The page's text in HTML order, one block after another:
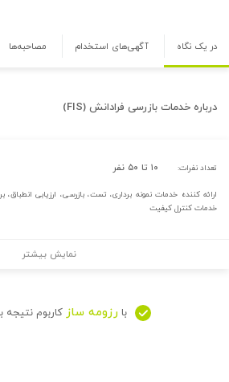
در یک نگاه آگهی‌های استخدام مصاحبه‌ها
درباره خدمات بازرسی فرادانش (FIS)
تعداد نفرات: ۱۰ تا ۵۰ نفر
ارائه کننده خدمات نمونه برداری، تست، بازرسی، ارزیابی
خدمات کنترل کیفیت
نمایش بیشتر
با رزومه ساز کاربوم نتیجه